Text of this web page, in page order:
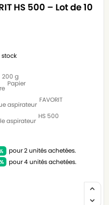
HS 500 – Lot de 10
stock
200 g
Papier
aspirateur
FAVORIT
aspirateur
HS 500
pour 2 unités achetées.
pour 4 unités achetées.